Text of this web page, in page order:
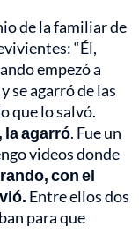
de la familiar de
“Él,
empezó a
se agarró de las
que lo salvó.
la agarró. Fue un
videos donde
con el
Entre ellos dos
para que